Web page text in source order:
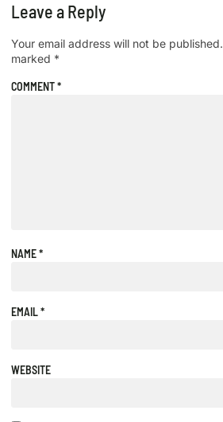
Leave a Reply
Your email address will not be published.
marked *
COMMENT*
NAME*
EMAIL*
WEBSITE